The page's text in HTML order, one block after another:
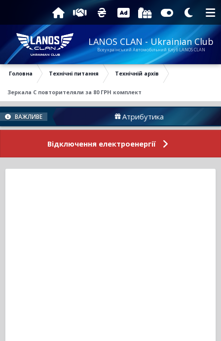
LANOS CLAN - Ukrainian Club
Всеукраїнський Автомобільний Клуб LANOS CLAN
Головна Технічні питання Технічній архів
Зеркала С повторителяли за 80 ГРН комплект
ВАЖЛИВЕ Атрибутика
Відключення електроенергії